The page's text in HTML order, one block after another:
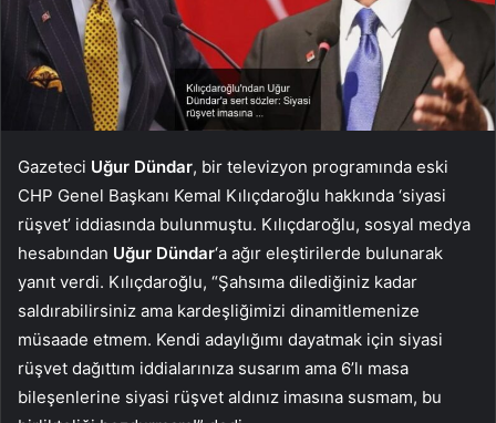
Gazeteci Uğur Dündar, bir televizyon programında eski
CHP Genel Başkanı Kemal Kılıçdaroğlu hakkında ‘siyasi
rüşvet’ iddiasında bulunmuştu. Kılıçdaroğlu, sosyal medya
hesabından Uğur Dündar‘a ağır eleştirilerde bulunarak
yanıt verdi. Kılıçdaroğlu, “Şahsıma dilediğiniz kadar
saldırabilirsiniz ama kardeşliğimizi dinamitlemenize
müsaade etmem. Kendi adaylığımı dayatmak için siyasi
rüşvet dağıttım iddialarınıza susarım ama 6’lı masa
bileşenlerine siyasi rüşvet aldınız imasına susmam, bu